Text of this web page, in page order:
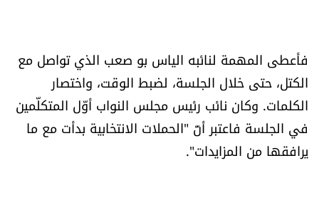
فأعطى المهمة لنائبه الياس بو صعب الذي تواصل مع
الكتل، حتى خلال الجلسة، لضبط الوقت، واختصار
الكلمات. وكان نائب رئيس مجلس النواب أوّل المتكلّمين
في الجلسة فاعتبر أنّ "الحملات الانتخابية بدأت مع ما
يرافقها من المزايدات".